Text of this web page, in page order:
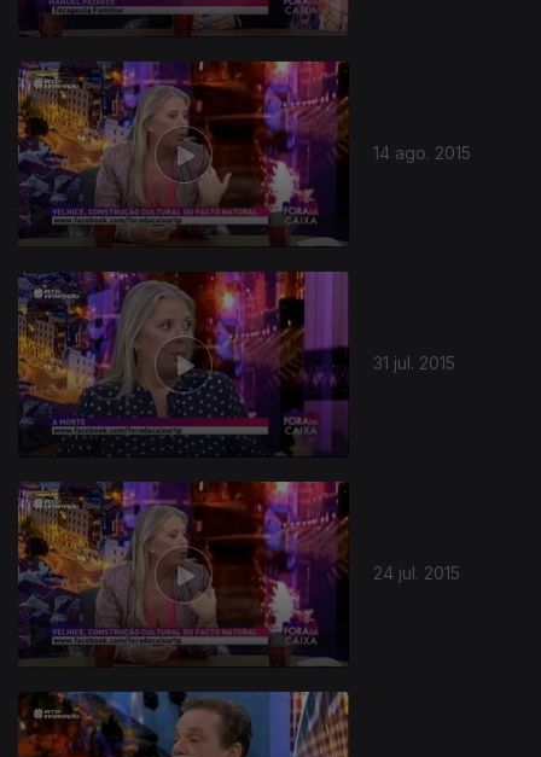
14 ago. 2015
31 jul. 2015
24 jul. 2015